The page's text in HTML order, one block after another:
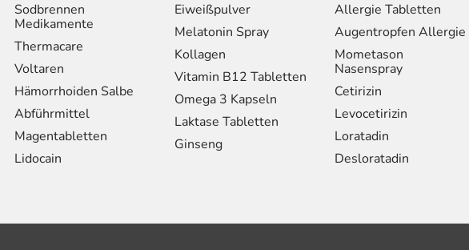
Sodbrennen
Medikamente
Thermacare
Voltaren
Hämorrhoiden Salbe
Abführmittel
Magentabletten
Lidocain
Eiweißpulver
Melatonin Spray
Kollagen
Vitamin B12 Tabletten
Omega 3 Kapseln
Laktase Tabletten
Ginseng
Allergie Tabletten
Augentropfen Allergie
Mometason
Nasenspray
Cetirizin
Levocetirizin
Loratadin
Desloratadin